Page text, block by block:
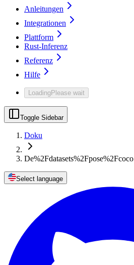
Anleitungen
Integrationen
Plattform
Rust-Inferenz
Referenz
Hilfe
LoadingPlease wait
Toggle Sidebar
Doku
De%2Fdatasets%2Fpose%2Fcoco
Select language